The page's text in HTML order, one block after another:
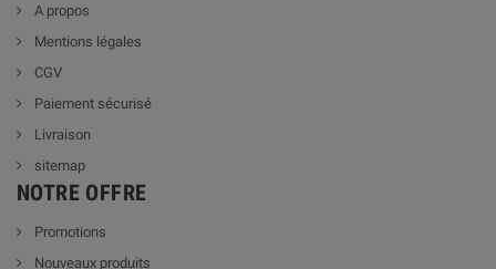
A propos
Mentions légales
CGV
Paiement sécurisé
Livraison
sitemap
NOTRE OFFRE
Promotions
Nouveaux produits